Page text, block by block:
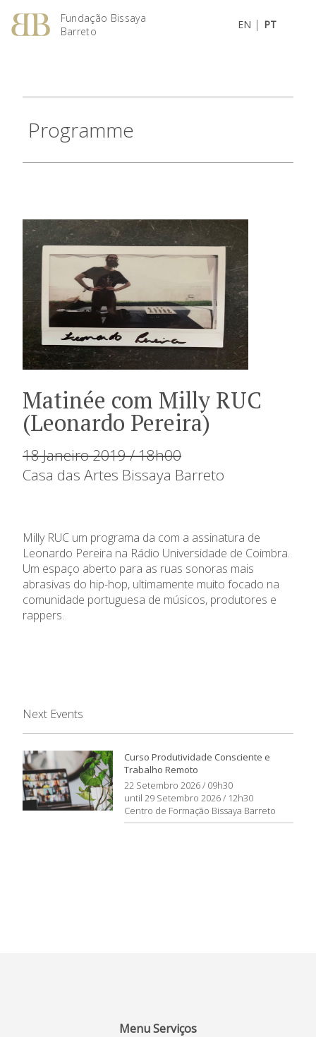
Fundação Bissaya
Barreto
EN | PT
Programme
Matinée com Milly RUC
(Leonardo Pereira)
18 Janeiro 2019 / 18h00
Casa das Artes Bissaya Barreto
Milly RUC um programa da com a assinatura de
Leonardo Pereira na Rádio Universidade de Coimbra.
Um espaço aberto para as ruas sonoras mais
abrasivas do hip-hop, ultimamente muito focado na
comunidade portuguesa de músicos, produtores e
rappers.
Next Events
Curso Produtividade Consciente e
Trabalho Remoto
22 Setembro 2026 / 09h30
until 29 Setembro 2026 / 12h30
Centro de Formação Bissaya Barreto
Menu Serviços